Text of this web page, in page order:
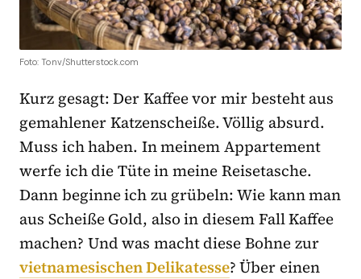
Foto: Tonv/Shutterstock.com
Kurz gesagt: Der Kaffee vor mir besteht aus
gemahlener Katzenscheiße. Völlig absurd.
Muss ich haben. In meinem Appartement
werfe ich die Tüte in meine Reisetasche.
Dann beginne ich zu grübeln: Wie kann man
aus Scheiße Gold, also in diesem Fall Kaffee
machen? Und was macht diese Bohne zur
vietnamesischen Delikatesse? Über einen